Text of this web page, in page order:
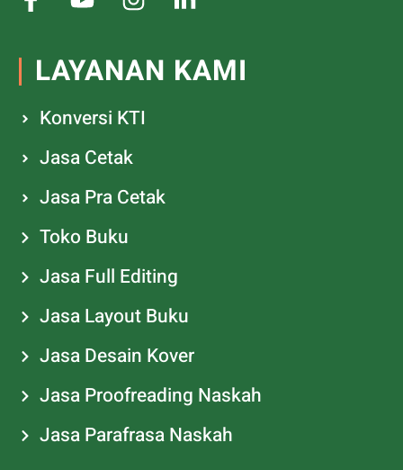
LAYANAN KAMI
Konversi KTI
Jasa Cetak
Jasa Pra Cetak
Toko Buku
Jasa Full Editing
Jasa Layout Buku
Jasa Desain Kover
Jasa Proofreading Naskah
Jasa Parafrasa Naskah